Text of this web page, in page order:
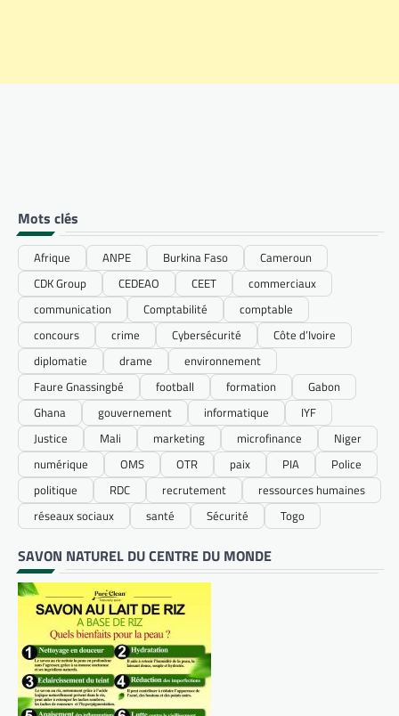
Mots clés
Afrique ANPE Burkina Faso
Cameroun
CDK Group
CEDEAO CEET
commerciaux
communication
Comptabilité
comptable
concours
crime Cybersécurité
Côte d’Ivoire
diplomatie
drame
environnement
Faure Gnassingbé
football formation
Gabon
Ghana
gouvernement informatique
IYF
Justice
Mali marketing microfinance
Niger
numérique
OMS OTR paix PIA
Police
politique
RDC recrutement
ressources humaines
réseaux sociaux
santé Sécurité Togo
SAVON NATUREL DU CENTRE DU MONDE